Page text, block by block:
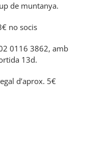
de muntanya.
no socis
0116 3862, amb
13d.
d’aprox. 5€